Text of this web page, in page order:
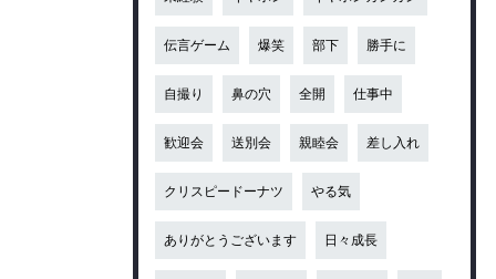
伝言ゲーム 爆笑 部下 勝手に
自撮り 鼻の穴 全開 仕事中
歓迎会 送別会 親睦会 差し入れ
クリスピードーナツ やる気
ありがとうございます 日々成長